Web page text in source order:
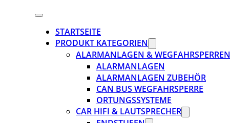
STARTSEITE
PRODUKT KATEGORIEN
ALARMANLAGEN & WEGFAHRSPERREN
ALARMANLAGEN
ALARMANLAGEN ZUBEHÖR
CAN BUS WEGFAHRSPERRE
ORTUNGSSYSTEME
CAR HIFI & LAUTSPRECHER